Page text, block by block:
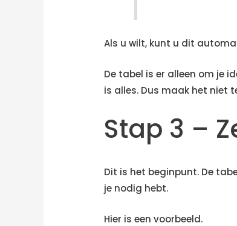
Als u wilt, kunt u dit
De tabel is er alleen om je
is alles. Dus maak het niet
Stap 3 –
Dit is het beginpunt. De
je nodig hebt.
Hier is een voorbeeld.